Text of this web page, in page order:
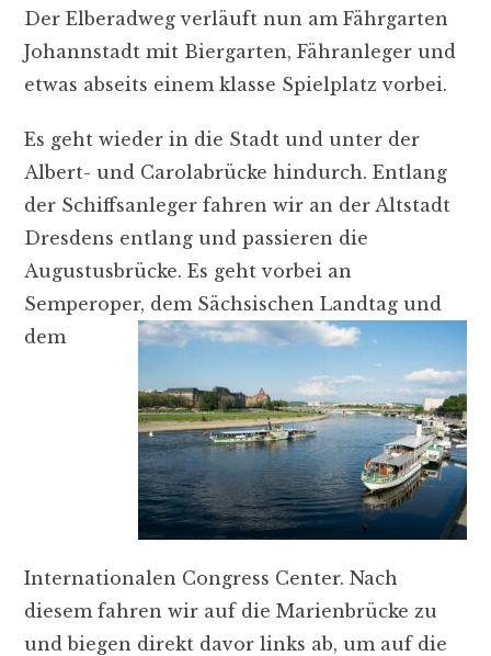
Der Elberadweg verläuft nun am Fährgarten
Johannstadt mit Biergarten, Fähranleger und
etwas abseits einem klasse Spielplatz vorbei.
Es geht wieder in die Stadt und unter der
Albert- und Carolabrücke hindurch. Entlang
der Schiffsanleger fahren wir an der Altstadt
Dresdens entlang und passieren die
Augustusbrücke. Es geht vorbei an
Semperoper, dem Sächsischen Landtag und
dem
Internationalen Congress Center. Nach
diesem fahren wir auf die Marienbrücke zu
und biegen direkt davor links ab, um auf die